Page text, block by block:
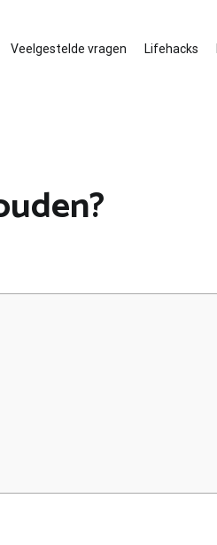
Veelgestelde vragen Lifehacks